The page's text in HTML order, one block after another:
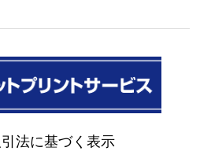
法に基づく表示